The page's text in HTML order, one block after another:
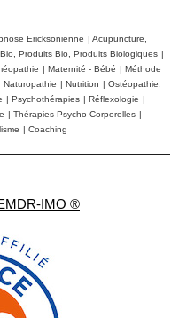
IMO ®
Ericksonienne | Acupuncture,
Bio, Produits Bio, Produits Biologiques |
| Maternité - Bébé | Méthode
Naturopathie | Nutrition | Ostéopathie,
| Psychothérapies | Réflexologie |
| Thérapies Psycho-Corporelles |
| Coaching